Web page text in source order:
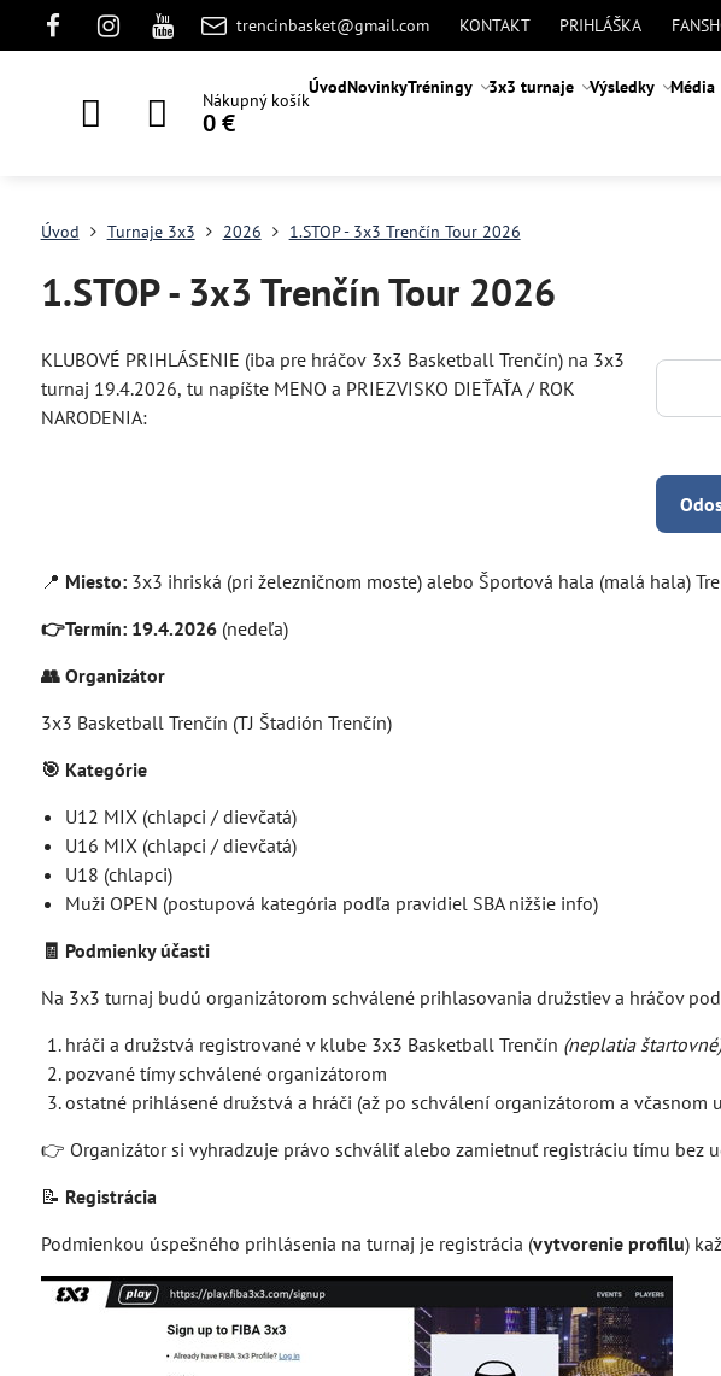
trencinbasket@gmail.com KONTAKT PRIHLÁŠKA
Nákupný košík
0 €
ÚvodNovinkyTréningy 3x3 turnaje Výsledky Média
Úvod Turnaje 3x3 2026 1.STOP - 3x3 Trenčín Tour 2026
1.STOP - 3x3 Trenčín Tour 2026
KLUBOVÉ PRIHLÁSENIE (iba pre hráčov 3x3 Basketball Trenčín) na 3x3
turnaj 19.4.2026, tu napíšte MENO a PRIEZVISKO DIEŤAŤA / ROK
NARODENIA:
📍 Miesto:3x3 ihriská (pri železničnom moste) alebo Športová hala (malá hala)
👉Termín: 19.4.2026(nedeľa)
👥 Organizátor
3x3 Basketball Trenčín (TJ Štadión Trenčín)
🎯 Kategórie
U12 MIX (chlapci / dievčatá)
U16 MIX (chlapci / dievčatá)
U18 (chlapci)
Muži OPEN (postupová kategória podľa pravidiel SBA nižšie info)
🧾 Podmienky účasti
Na 3x3 turnaj budú organizátorom schválené prihlasovania družstiev a hráčov
hráči a družstvá registrované v klube 3x3 Basketball Trenčín (neplatia štartovné)
pozvané tímy schválené organizátorom
ostatné prihlásené družstvá a hráči (až po schválení organizátorom a včasnom
👉 Organizátor si vyhradzuje právo schváliť alebo zamietnuť registráciu tímu bez
📝 Registrácia
Podmienkou úspešného prihlásenia na turnaj je registrácia (vytvorenie profilu)